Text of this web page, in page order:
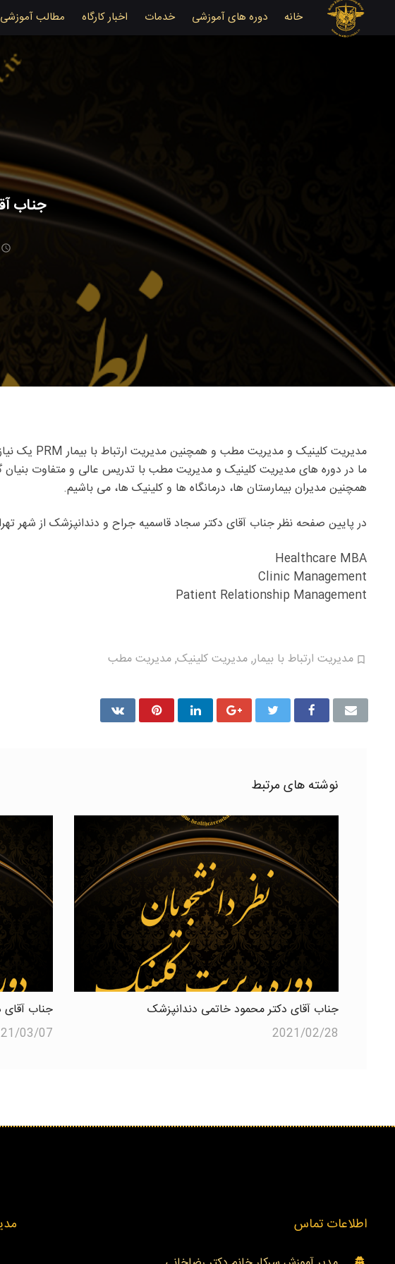
خانه دوره های آموزشی خدمات اخبار کارگاه مطالب آموزشی
جناب
مدیریت کلینیک و مدیریت مطب و همچنین مدیریت ارتباط با بیمار PRM یک نیاز اساسی برای مراکز درمانی مانند بیمارستان ها، درمانگاه ها، کلینیک ها و مطب ها، می باشد.
ما در دوره های مدیریت کلینیک و مدیریت مطب با تدریس عالی و متفاوت بنیان
همچنین مدیران بیمارستان ها، درمانگاه ها و کلینیک ها، می باشیم.
در پایین صفحه نظر جناب آقای دکتر سجاد قاسمیه جراح و دندانپزشک از شهر
Healthcare MBA
Clinic Management
Patient Relationship Management
مدیریت ارتباط با بیمار,مدیریت کلینیک,مدیریت مطب
نوشته های مرتبط
جناب آقای دکتر محمود خاتمی دندانپزشک
2021/02/28
جناب آقای
03/07
اطلاعات تماس